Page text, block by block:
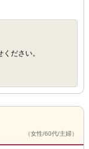
ださい。
（女性/60代/主婦）